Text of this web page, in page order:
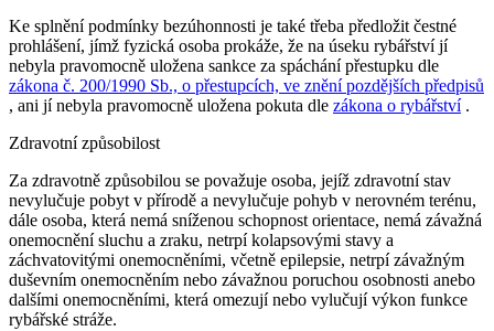
Ke splnění podmínky bezúhonnosti je také třeba předložit čestné
prohlášení, jímž fyzická osoba prokáže, že na úseku rybářství jí
nebyla pravomocně uložena sankce za spáchání přestupku dle
zákona č. 200/1990 Sb., o přestupcích, ve znění pozdějších předpisů
, ani jí nebyla pravomocně uložena pokuta dle zákona o rybářství.
Zdravotní způsobilost
Za zdravotně způsobilou se považuje osoba, jejíž zdravotní stav
nevylučuje pobyt v přírodě a nevylučuje pohyb v nerovném terénu,
dále osoba, která nemá sníženou schopnost orientace, nemá závažná
onemocnění sluchu a zraku, netrpí kolapsovými stavy a
záchvatovitými onemocněními, včetně epilepsie, netrpí závažným
duševním onemocněním nebo závažnou poruchou osobnosti anebo
dalšími onemocněními, která omezují nebo vylučují výkon funkce
rybářské stráže.